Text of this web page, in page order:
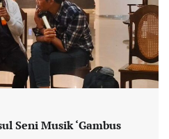
Seni Musik ‘Gambus